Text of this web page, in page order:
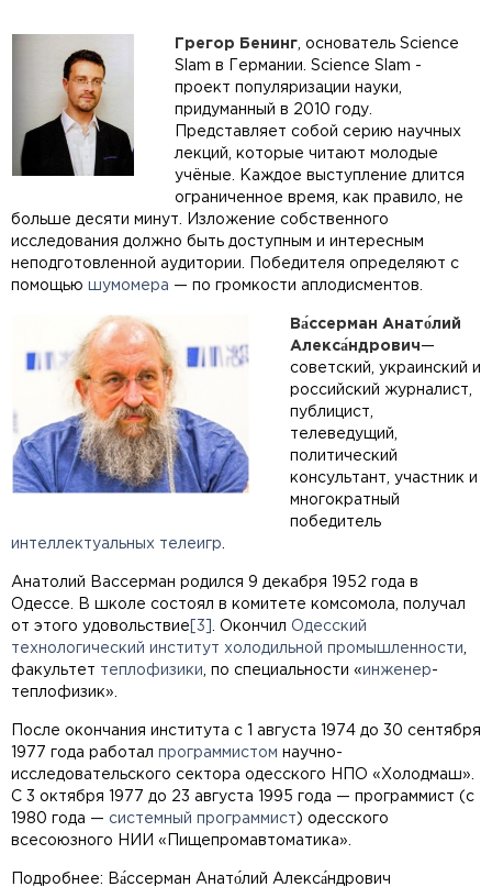
Грегор Бенинг , основатель Science
Slam в Германии. Science Slam -
проект популяризации науки,
придуманный в 2010 году.
Представляет собой серию научных
лекций, которые читают молодые
учёные. Каждое выступление длится
ограниченное время, как правило, не
больше десяти минут. Изложение собственного
исследования должно быть доступным и интересным
неподготовленной аудитории. Победителя определяют с
помощью шумомера — по громкости аплодисментов.
Ва́ссерман Анато́лий
Алекса́ндрович—
советский, украинский и
российский журналист,
публицист,
телеведущий,
политический
консультант, участник и
многократный
победитель
интеллектуальных телеигр
Анатолий Вассерман родился 9 декабря 1952 года в
Одессе. В школе состоял в комитете комсомола, получал
от этого удовольствие [3] . Окончил Одесский
технологический институт холодильной промышленности
факультет теплофизики , по специальности «инженер-
теплофизик».
После окончания института с 1 августа 1974 до 30 сентября
1977 года работал программистом научно-
исследовательского сектора одесского НПО «Холодмаш».
С 3 октября 1977 до 23 августа 1995 года — программист (с
1980 года — системный программист ) одесского
всесоюзного НИИ «Пищепромавтоматика».
Подробнее: Ва́ссерман Анато́лий Алекса́ндрович